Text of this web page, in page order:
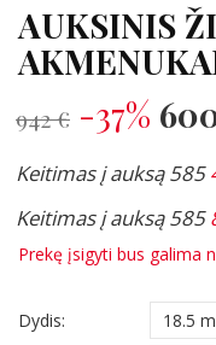
AUKSINIS
942 € -37%
Keitimas į auksą 585
Keitimas į auksą 585
Prekę įsigyti bus galima
Dydis:
18.5